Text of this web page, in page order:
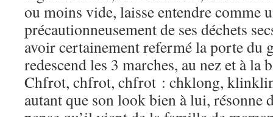
ou moins vide, laisse entendre comme
précautionneusement de ses déchets
avoir certainement refermé la porte du
redescend les 3 marches, au nez et à la
Chfrot, chfrot, chfrot : chklong,
autant que son look bien à lui, résonne